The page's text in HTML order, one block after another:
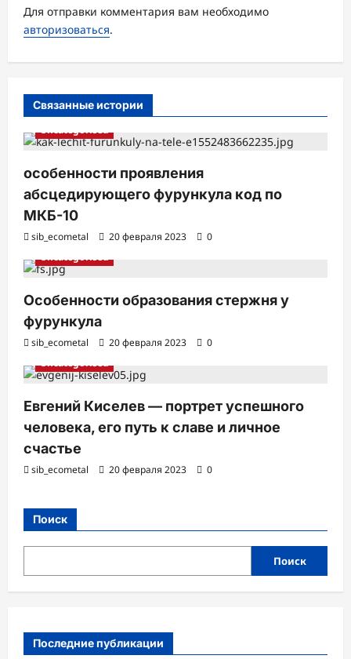
а
п
и
Для отправки комментария вам необходимо
авторизоваться.
Связанные истории
Uncategorised
особенности проявления
абсцедирующего фурункула код по
МКБ-10
sib_ecometal 20 февраля 2023
0
Uncategorised
Особенности образования стержня у
фурункула
sib_ecometal 20 февраля 2023
0
Uncategorised
Евгений Киселев — портрет успешного
человека, его путь к славе и личное
счастье
sib_ecometal 20 февраля 2023 0
Поиск
Поиск
Последние публикации